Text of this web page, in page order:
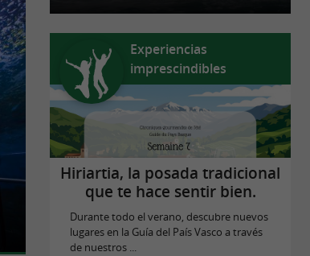
Experiencias
imprescindibles
Hiriartia, la posada tradicional
que te hace sentir bien.
Durante todo el verano, descubre nuevos
lugares en la Guía del País Vasco a través
de nuestros ...